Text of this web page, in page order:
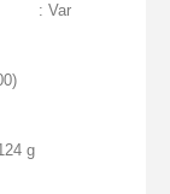
: Var
g